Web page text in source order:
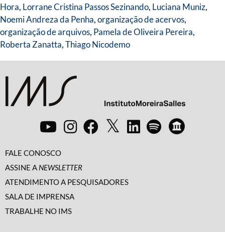
Hora, Lorrane Cristina Passos Sezinando, Luciana Muniz,
Noemi Andreza da Penha,organização de acervos,
organização de arquivos, Pamela de Oliveira Pereira,
Roberta Zanatta,Thiago Nicodemo
FALE CONOSCO
ASSINE A NEWSLETTER
ATENDIMENTO A PESQUISADORES
SALA DE IMPRENSA
TRABALHE NO IMS